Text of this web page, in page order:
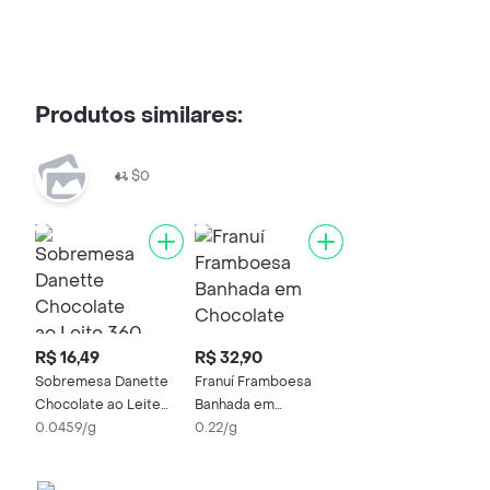
Produtos similares:
$0
R$ 16,49
Sobremesa Danette
Chocolate ao Leite
360 g 4 Unidades
0.0459/g
R$ 32,90
Franuí Framboesa
Banhada em
Chocolate ao Leite
0.22/g